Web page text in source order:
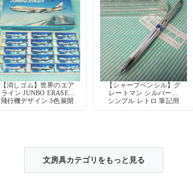
【消しゴム】世界のエア
ライン JUNBO ERASER
飛行機デザイン 3色展開
【シャープペンシル】グ
レートマン シルバー軸
シンプル レトロ 筆記用
文房具カテゴリをもっと見る